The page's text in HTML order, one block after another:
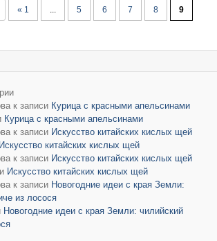
« 1 ... 5 6 7 8 9
к записи Курица с красными апельсинами
Курица с красными апельсинами
к записи Искусство китайских кислых щей
Искусство китайских кислых щей
к записи Искусство китайских кислых щей
Искусство китайских кислых щей
к записи Новогодние идеи с края Земли:
из лосося
Новогодние идеи с края Земли: чилийский